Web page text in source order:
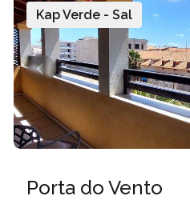
Kap Verde - Sal
Porta do Vento